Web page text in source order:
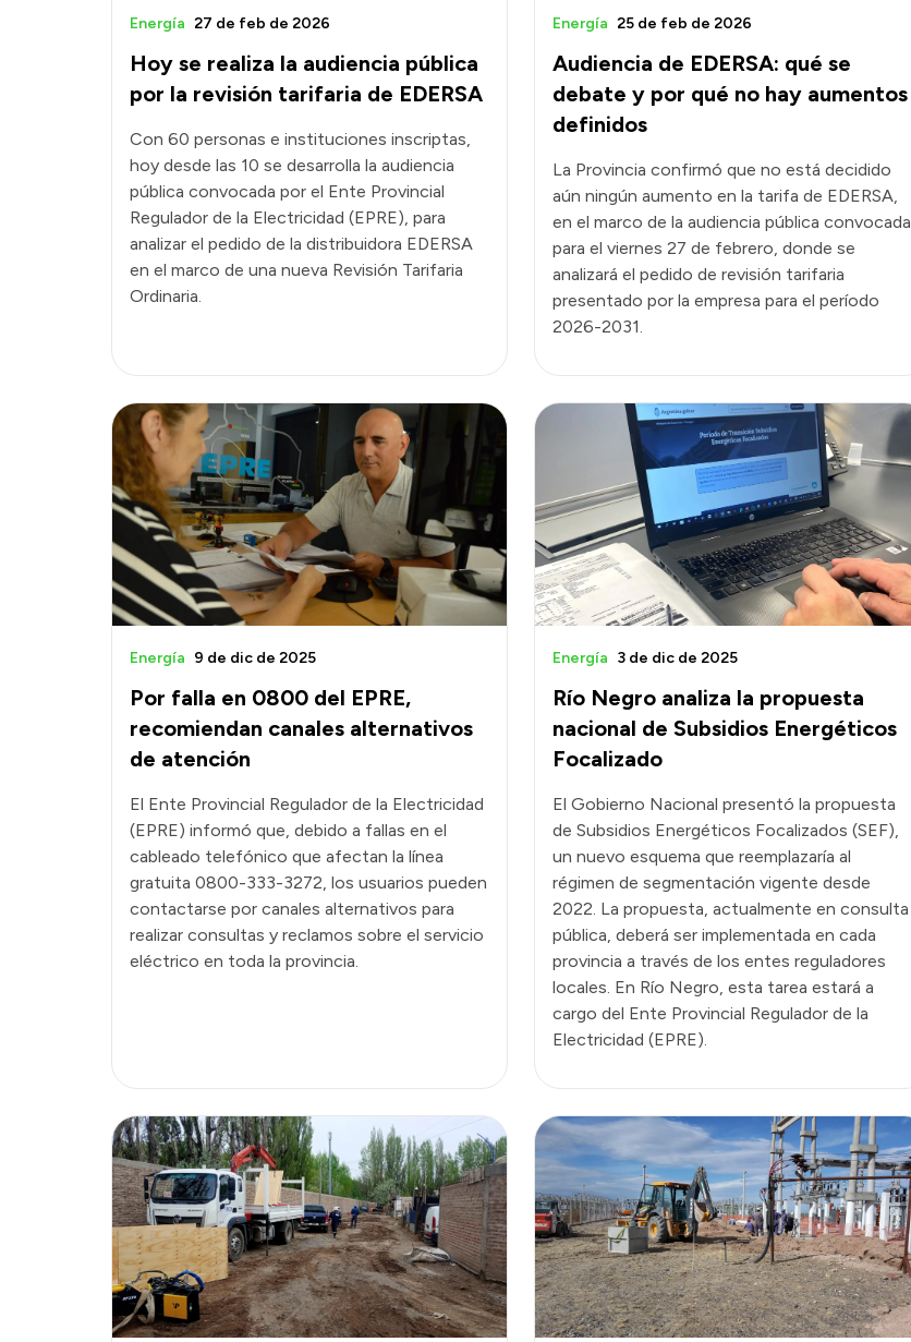
Hoy se realiza la audiencia pública
por la revisión tarifaria de EDERSA
Energía 27 de feb de 2026
Con 60 personas e instituciones inscriptas,
hoy desde las 10 se desarrolla la audiencia
pública convocada por el Ente Provincial
Regulador de la Electricidad (EPRE), para
analizar el pedido de la distribuidora EDERSA
en el marco de una nueva Revisión Tarifaria
Ordinaria.
Audiencia de EDERSA: qué se
debate y por qué no hay aumentos
definidos
Energía 25 de feb de 2026
La Provincia confirmó que no está decidido
aún ningún aumento en la tarifa de EDERSA,
en el marco de la audiencia pública convocada
para el viernes 27 de febrero, donde se
analizará el pedido de revisión tarifaria
presentado por la empresa para el período
2026-2031.
Por falla en 0800 del EPRE,
recomiendan canales alternativos
de atención
Energía 9 de dic de 2025
El Ente Provincial Regulador de la Electricidad
(EPRE) informó que, debido a fallas en el
cableado telefónico que afectan la línea
gratuita 0800-333-3272, los usuarios pueden
contactarse por canales alternativos para
realizar consultas y reclamos sobre el servicio
eléctrico en toda la provincia.
Río Negro analiza la propuesta
nacional de Subsidios Energéticos
Focalizado
Energía 3 de dic de 2025
El Gobierno Nacional presentó la propuesta
de Subsidios Energéticos Focalizados (SEF),
un nuevo esquema que reemplazaría al
régimen de segmentación vigente desde
2022. La propuesta, actualmente en consulta
pública, deberá ser implementada en cada
provincia a través de los entes reguladores
locales. En Río Negro, esta tarea estará a
cargo del Ente Provincial Regulador de la
Electricidad (EPRE).